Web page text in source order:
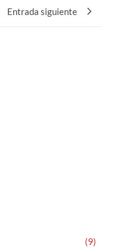
Entrada siguiente
(9)